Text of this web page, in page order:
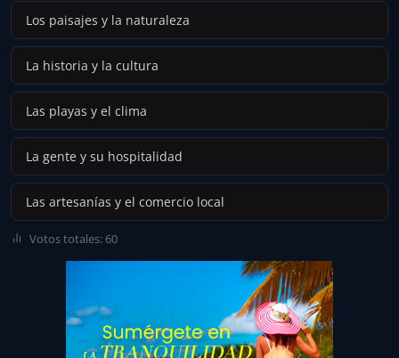
Los paisajes y la naturaleza
La historia y la cultura
Las playas y el clima
La gente y su hospitalidad
Las artesanías y el comercio local
Votos totales: 60